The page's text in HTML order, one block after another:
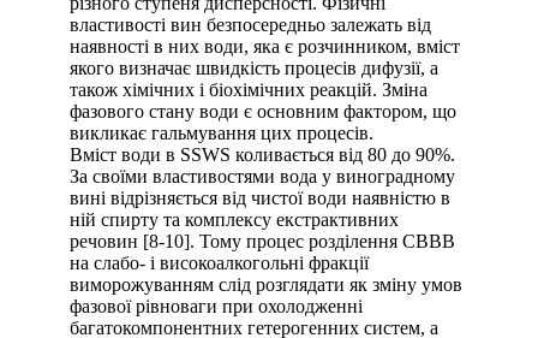
властивості вин безпосередньо залежать від
наявності в них води, яка є розчинником, вміст
якого визначає швидкість процесів дифузії, а
також хімічних і біохімічних реакцій. Зміна
фазового стану води є основним фактором, що
викликає гальмування цих процесів.
Вміст води в SSWS коливається від 80 до 90%.
За своїми властивостями вода у виноградному
вині відрізняється від чистої води наявністю в
ній спирту та комплексу екстрактивних
речовин [8-10]. Тому процес розділення СВВВ
на слабо- і високоалкогольні фракції
виморожуванням слід розглядати як зміну умов
фазової рівноваги при охолодженні
багатокомпонентних гетерогенних систем, а